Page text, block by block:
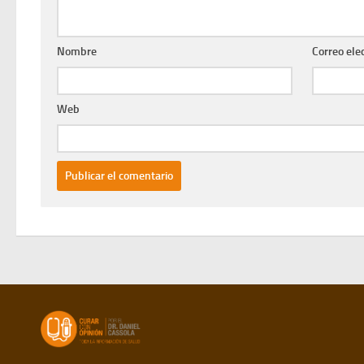
Nombre Correo
Web